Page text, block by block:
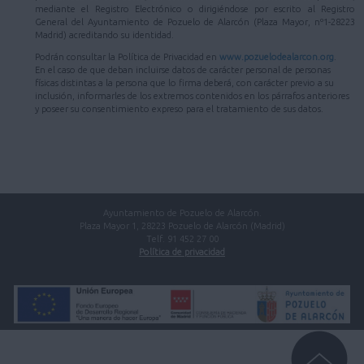
mediante el Registro Electrónico o dirigiéndose por escrito al Registro
General del Ayuntamiento de Pozuelo de Alarcón (Plaza Mayor, nº1-28223
Madrid) acreditando su identidad.
Podrán consultar la Política de Privacidad en www.pozuelodealarcon.org
En el caso de que deban incluirse datos de carácter personal de personas
físicas distintas a la persona que lo firma deberá, con carácter previo a su
inclusión, informarles de los extremos contenidos en los párrafos anteriores
y poseer su consentimiento expreso para el tratamiento de sus datos.
Ayuntamiento de Pozuelo de Alarcón.
Plaza Mayor 1, 28223 Pozuelo de Alarcón (Madrid)
Telf. 91 452 27 00
Política de privacidad